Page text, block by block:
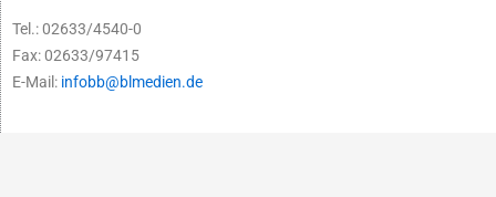
Tel.: 02633/4540-0
Fax: 02633/97415
E-Mail: infobb@blmedien.de